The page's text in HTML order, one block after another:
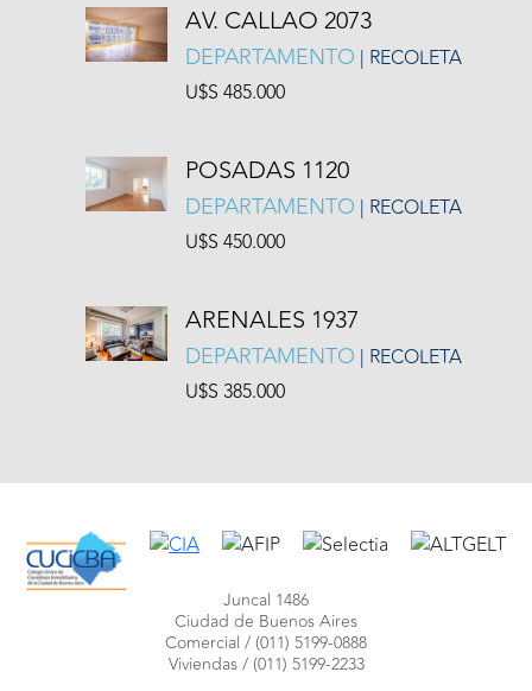
AV. CALLAO 2073
DEPARTAMENTO | RECOLETA
U$S 485.000
POSADAS 1120
DEPARTAMENTO | RECOLETA
U$S 450.000
ARENALES 1937
DEPARTAMENTO | RECOLETA
U$S 385.000
Juncal 1486
Ciudad de Buenos Aires
Comercial /(011) 5199-0888
Viviendas /(011) 5199-2233